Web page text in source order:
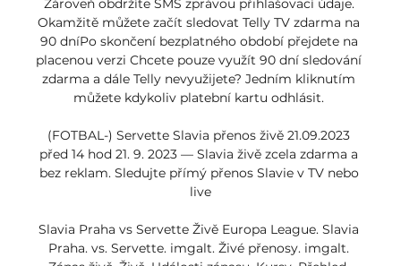
Zároveň obdržíte SMS zprávou přihlašovací údaje.
Okamžitě můžete začít sledovat Telly TV zdarma na
90 dníPo skončení bezplatného období přejdete na
placenou verzi Chcete pouze využít 90 dní sledování
zdarma a dále Telly nevyužijete? Jedním kliknutím
můžete kdykoliv platební kartu odhlásit.
(FOTBAL-) Servette Slavia přenos živě 21.09.2023
před 14 hod 21. 9. 2023 — Slavia živě zcela zdarma a
bez reklam. Sledujte přímý přenos Slavie v TV nebo
live
Slavia Praha vs Servette Živě Europa League. Slavia
Praha. vs. Servette. imgalt. Živé přenosy. imgalt.